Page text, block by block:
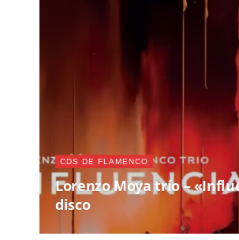
CDS DE FLAMENCO
Lorenzo Moya trío –
disco